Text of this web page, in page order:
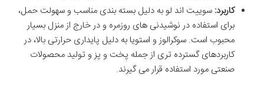
کاربرد: سوییت اند لو به دلیل بسته بندی مناسب و سهولت حمل،
برای استفاده در نوشیدنی های روزمره و در خارج از منزل بسیار
محبوب است. سوکرالوز و استویا به دلیل پایداری حرارتی بالا، در
کاربردهای گسترده تری از جمله پخت و پز و تولید محصولات
صنعتی مورد استفاده قرار می گیرند.